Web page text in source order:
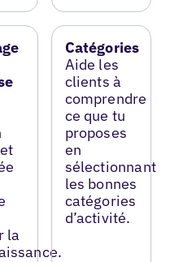
la
Catégories
Aide les
clients à
comprendre
ce que tu
proposes
en
sélectionnant
les bonnes
catégories
d’activité.